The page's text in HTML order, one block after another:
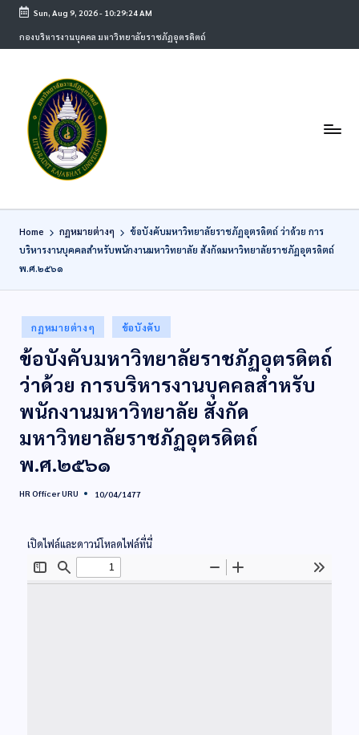
Sun, Aug 9, 2026- 10:29:24 AM
กองบริหารงานบุคคล มหาวิทยาลัยราชภัฏอุตรดิตถ์
Home กฏหมายต่างๆ
ข้อบังคับมหาวิทยาลัยราชภัฏอุตรดิตถ์ ว่าด้วย การ
บริหารงานบุคคลสำหรับพนักงานมหาวิทยาลัย สังกัดมหาวิทยาลัยราชภัฏอุตรดิตถ์
พ.ศ.๒๕๖๑
กฏหมายต่างๆ ข้อบังคับ
ข้อบังคับมหาวิทยาลัยราชภัฏอุตรดิตถ์
ว่าด้วย การบริหารงานบุคคลสำหรับ
พนักงานมหาวิทยาลัย สังกัด
มหาวิทยาลัยราชภัฏอุตรดิตถ์
พ.ศ.๒๕๖๑
HR Officer URU 10/04/1477
เปิดไฟล์และดาวน์โหลดไฟล์ที่นี่